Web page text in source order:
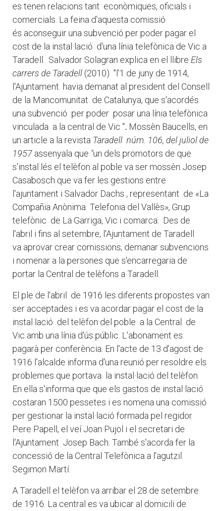
es tenen relacions tant econòmiques, oficials i
comercials. La feina d'aquesta comissió
és aconseguir una subvenció per poder pagar el
cost de la instal·lació d'una línia telefònica de Vic a
Taradell. Salvador Solagran explica en el llibre Els
carrers de Taradell (2010) "l'1 de juny de 1914,
l'Ajuntament havia demanat al president del Consell
de la Mancomunitat de Catalunya, que s'acordés
una subvenció per poder posar una línia telefònica
vinculada a la central de Vic ". Mossèn Baucells, en
un article a la revista Taradell núm. 106, del juliol de
1957 assenyala que "un dels promotors de que
s'instal·lés el telèfon al poble va ser mossèn Josep
Casabosch que va fer les gestions entre
l'ajuntament i Salvador Dachs , representant de «La
Compañia Anònima Telefonia del Vallès», Grup
telefònic de La Garriga, Vic i comarca. Des de
l'abril i fins al setembre, l'Ajuntament de Taradell
va aprovar crear comissions, demanar subvencions
i nomenar a la persones que s'encarregaria de
portar la Central de telèfons a Taradell.
El ple de l'abril de 1916 les diferents propostes van
ser acceptades i es va acordar pagar el cost de la
instal·lació del telèfon del poble a la Central de
Vic amb una línia d'ús públic. L'abonament es
pagarà per conferència. En l'acte de 13 d'agost de
1916 l'alcalde informa d'una reunió per resoldre els
problemes que portava la instal·lació del telèfon.
En ella s'informa que que els gastos de instal·lació
costaran 1500 pessetes i es nomena una comissió
per gestionar la instal·lació formada pel regidor
Pere Papell, el veí Joan Pujol i el secretari de
l'Ajuntament Josep Bach. També s'acorda fer la
concessió de la Central Telefònica a l'agutzil
Segimon Martí.
A Taradell el telèfon va arribar el 28 de setembre
de 1916. La central es va ubicar al domicili de